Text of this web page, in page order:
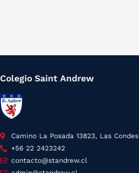
Colegio Saint Andrew
Camino La Posada 13823, Las Condes
+56 22 2423242
contacto@standrew.cl